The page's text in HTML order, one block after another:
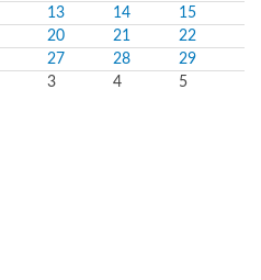
13 14
15
20 21
22
27 28
29
3 4 5